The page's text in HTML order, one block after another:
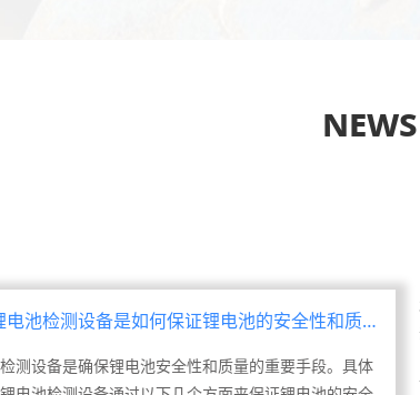
电池检测设备是如何保证锂电池的安全性和质量
测设备是确保锂电池安全性和质量的重要手段。具体